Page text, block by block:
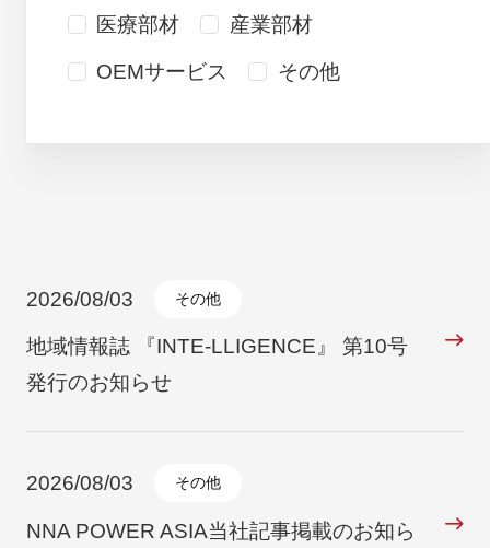
医療関係の皆さまへ
医療部材 産業部材
OEMサービス その他
2026/08/03 その他
地域情報誌 『INTE-LLIGENCE』 第10号
発行のお知らせ
2026/08/03 その他
NNA POWER ASIA当社記事掲載のお知ら